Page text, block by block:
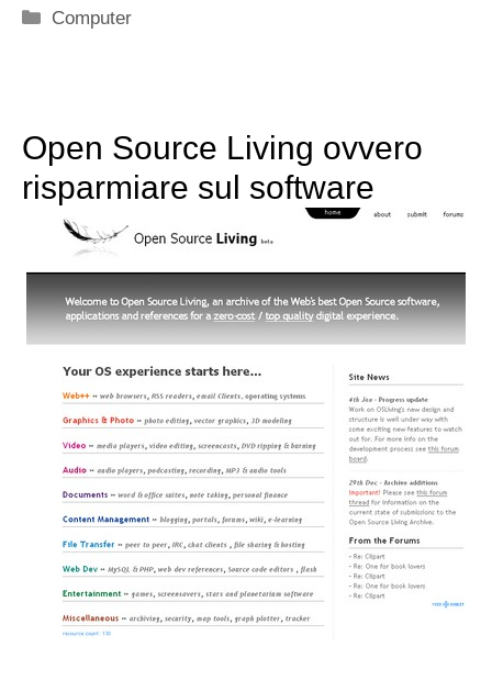
Categorie
Computer
Open Source Living ovvero
risparmiare sul software